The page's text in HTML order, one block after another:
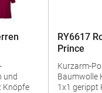
RY6617
Prince
Kurzarm-
Baumwolle Kragen und Ärmelbündchen aus
1x1 gerippt Knopfleiste mit zwei Knöpfen